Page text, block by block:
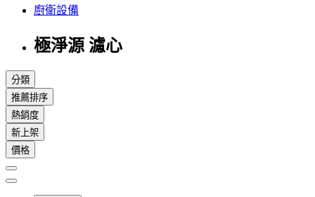
廚衛設備
極淨源 濾心
分類
推薦排序
熱銷度
新上架
價格